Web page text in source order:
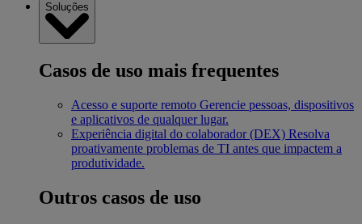
Soluções
Casos de uso mais frequentes
Acesso e suporte remoto Gerencie pessoas, dispositivos
e aplicativos de qualquer lugar.
Experiência digital do colaborador (DEX) Resolva
proativamente problemas de TI antes que impactem a
produtividade.
Outros casos de uso